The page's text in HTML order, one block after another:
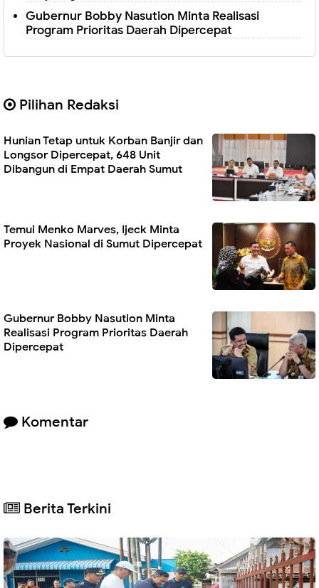
Gubernur Bobby Nasution Minta Realisasi
Program Prioritas Daerah Dipercepat
Pilihan Redaksi
Hunian Tetap untuk Korban Banjir dan
Longsor Dipercepat, 648 Unit
Dibangun di Empat Daerah Sumut
Temui Menko Marves, Ijeck Minta
Proyek Nasional di Sumut Dipercepat
Gubernur Bobby Nasution Minta
Realisasi Program Prioritas Daerah
Dipercepat
Komentar
Berita Terkini